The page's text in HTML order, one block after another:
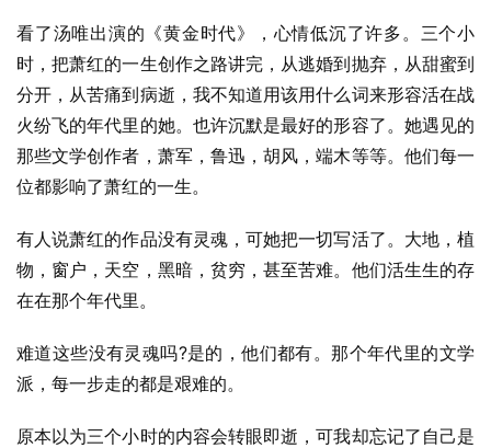
看了汤唯出演的《黄金时代》，心情低沉了许多。三个小
时，把萧红的一生创作之路讲完，从逃婚到抛弃，从甜蜜到
分开，从苦痛到病逝，我不知道用该用什么词来形容活在战
火纷飞的年代里的她。也许沉默是最好的形容了。她遇见的
那些文学创作者，萧军，鲁迅，胡风，端木等等。他们每一
位都影响了萧红的一生。
有人说萧红的作品没有灵魂，可她把一切写活了。大地，植
物，窗户，天空，黑暗，贫穷，甚至苦难。他们活生生的存
在在那个年代里。
难道这些没有灵魂吗?是的，他们都有。那个年代里的文学
派，每一步走的都是艰难的。
原本以为三个小时的内容会转眼即逝，可我却忘记了自己是